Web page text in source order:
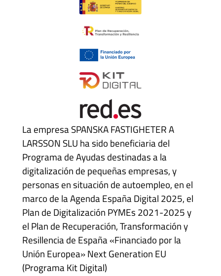
La empresa SPANSKA FASTIGHETER A
LARSSON SLU ha sido beneficiaria del
Programa de Ayudas destinadas a la
digitalización de pequeñas empresas, y
personas en situación de autoempleo, en el
marco de la Agenda España Digital 2025, el
Plan de Digitalización PYMEs 2021-2025 y
el Plan de Recuperación, Transformación y
Resillencia de España «Financiado por la
Unión Europea» Next Generation EU
(Programa Kit Digital)